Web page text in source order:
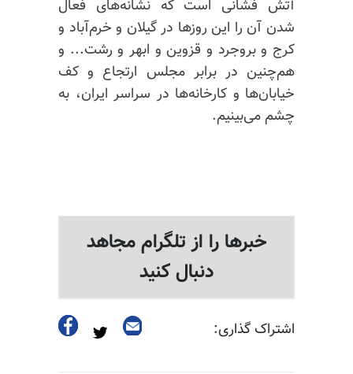
آتش فشانی است که نشانه‌های فعال
شدن آن را این روزها در گیلان و خرم‌آباد و
کرج و بروجرد و قزوین و ابهر و رشت... و
هم‌چنین در برابر مجلس ارتجاع و کف
خیابان‌ها و کارخانه‌ها در سراسر ایران، به
چشم می‌بینیم.
خبرها را از تلگرام مجاهد
دنبال کنید
اشتراک گذاری: